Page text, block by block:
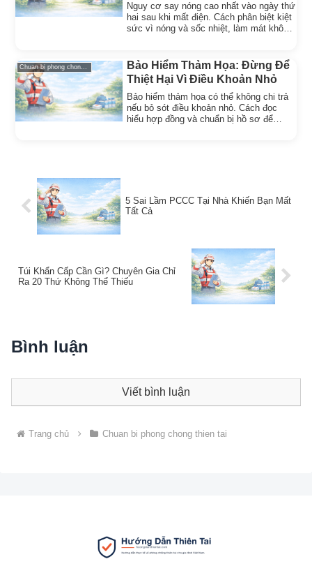
Nguy cơ say nóng cao nhất vào ngày thứ
hai sau khi mất điện. Cách phân biệt kiệt
sức vì nóng và sốc nhiệt, làm mát không
Chuan bi phong chong thien tai
Bảo Hiểm Thảm Họa: Đừng Để
Thiệt Hại Vì Điều Khoản Nhỏ
Bảo hiểm thảm họa có thể không chi trả
nếu bỏ sót điều khoản nhỏ. Cách đọc
hiểu hợp đồng và chuẩn bị hồ sơ để
5 Sai Lầm PCCC Tại Nhà Khiến Bạn Mất
Tất Cả
Túi Khẩn Cấp Cần Gì? Chuyên Gia Chỉ
Ra 20 Thứ Không Thể Thiếu
Bình luận
Viết bình luận
Trang chủ Chuan bi phong chong thien tai